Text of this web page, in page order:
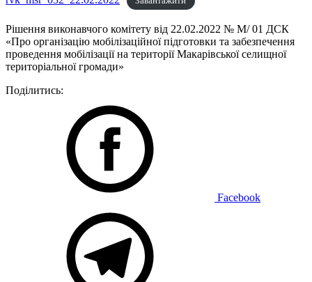
Рішення виконавчого комітету від 22.02.2022 № М/ 01 ДСК
«Про організацію мобілізаційної підготовки та забезпечення
проведення мобілізації на території Макарівської селищної
територіальної громади»
Поділитись:
Facebook